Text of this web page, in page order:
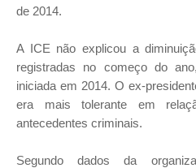
de 2014.
A ICE não explicou a
registradas no começo do
iniciada em 2014. O ex-
era mais tolerante em
antecedentes criminais.
Segundo dados da